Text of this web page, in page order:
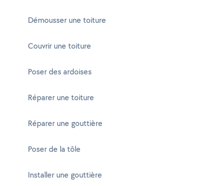
Démousser une toiture
Couvrir une toiture
Poser des ardoises
Réparer une toiture
Réparer une gouttière
Poser de la tôle
Installer une gouttière